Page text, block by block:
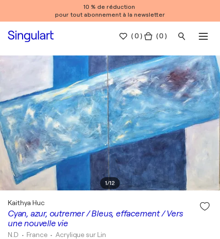
10 % de réduction
pour tout abonnement à la newsletter
(0 ) ( 0 )
1/12
Cyan, azur, outremer / Bleus, effacement / Vers
une nouvelle vie
Kaithya Huc
N.D • France •Acrylique sur Lin